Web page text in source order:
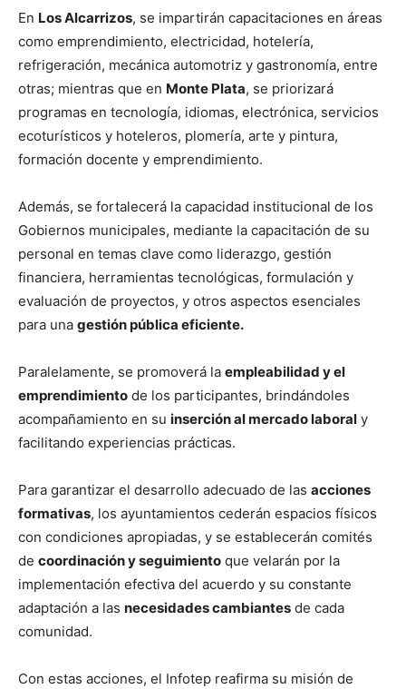
En Los Alcarrizos, se impartirán capacitaciones en áreas
como emprendimiento, electricidad, hotelería,
refrigeración, mecánica automotriz y gastronomía, entre
otras; mientras que en Monte Plata, se priorizará
programas en tecnología, idiomas, electrónica, servicios
ecoturísticos y hoteleros, plomería, arte y pintura,
formación docente y emprendimiento.
Además, se fortalecerá la capacidad institucional de los
Gobiernos municipales, mediante la capacitación de su
personal en temas clave como liderazgo, gestión
financiera, herramientas tecnológicas, formulación y
evaluación de proyectos, y otros aspectos esenciales
para una gestión pública eficiente.
Paralelamente, se promoverá la empleabilidad y el
emprendimiento de los participantes, brindándoles
acompañamiento en su inserción al mercado laboral y
facilitando experiencias prácticas.
Para garantizar el desarrollo adecuado de las acciones
formativas, los ayuntamientos cederán espacios físicos
con condiciones apropiadas, y se establecerán comités
de coordinación y seguimiento que velarán por la
implementación efectiva del acuerdo y su constante
adaptación a las necesidades cambiantes de cada
comunidad.
Con estas acciones, el Infotep reafirma su misión de